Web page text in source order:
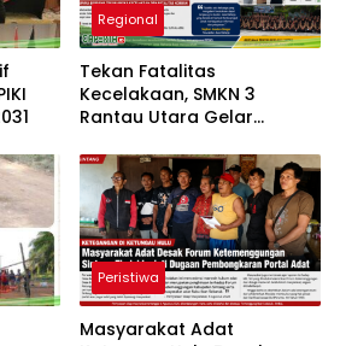
Regional
Tekan Fatalitas
Kecelakaan, SMKN 3
Rantau Utara Gelar
Lintas dan PPGD
Peristiwa
Masyarakat Adat